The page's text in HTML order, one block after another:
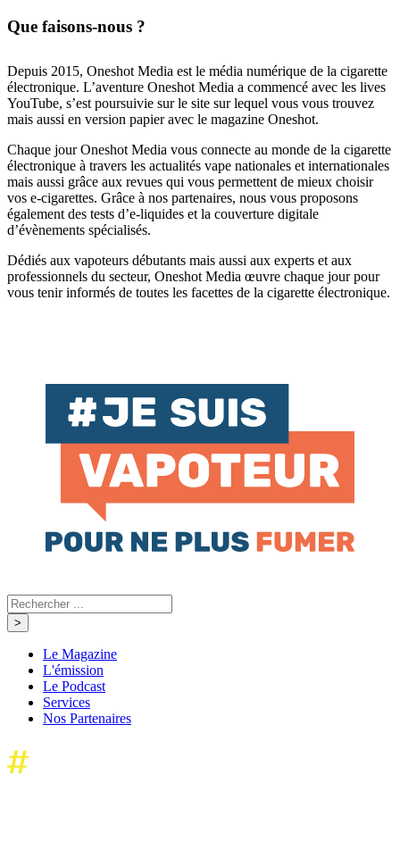
Que faisons-nous ?
Depuis 2015, Oneshot Media est le média numérique de la cigarette
électronique. L’aventure Oneshot Media a commencé avec les lives
YouTube, s’est poursuivie sur le site sur lequel vous vous trouvez
mais aussi en version papier avec le magazine Oneshot.
Chaque jour Oneshot Media vous connecte au monde de la cigarette
électronique à travers les actualités vape nationales et internationales
mais aussi grâce aux revues qui vous permettent de mieux choisir
vos e-cigarettes. Grâce à nos partenaires, nous vous proposons
également des tests d’e-liquides et la couverture digitale
d’évènements spécialisés.
Dédiés aux vapoteurs débutants mais aussi aux experts et aux
professionnels du secteur, Oneshot Media œuvre chaque jour pour
vous tenir informés de toutes les facettes de la cigarette électronique.
Le Magazine
L'émission
Le Podcast
Services
Nos Partenaires